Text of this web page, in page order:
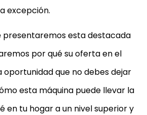
excepción.
presentaremos esta destacada
por qué su oferta en el
oportunidad que no debes dejar
esta máquina puede llevar la
en tu hogar a un nivel superior y